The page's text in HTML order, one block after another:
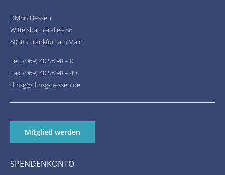
DMSG Hessen
Wittelsbacherallee 86
60385 Frankfurt am Main
Tel.: (069) 40 58 98 – 0
Fax: (069) 40 58 98 – 40
dmsg@dmsg-hessen.de
Mitglied werden
SPENDENKONTO